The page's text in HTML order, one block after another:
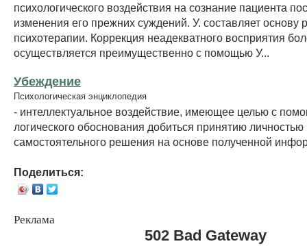
психологического воздействия на сознание пациента
изменения его прежних суждений. У. составляет основу
психотерапии. Коррекция неадекватного восприятия
осуществляется преимущественно с помощью У...
Убеждение
Психологическая энциклопедия
- интеллектуальное воздействие, имеющее целью с
логического обоснования добиться принятию личностью
самостоятельного решения на основе полученной
Поделиться:
Реклама
502 Bad Gateway